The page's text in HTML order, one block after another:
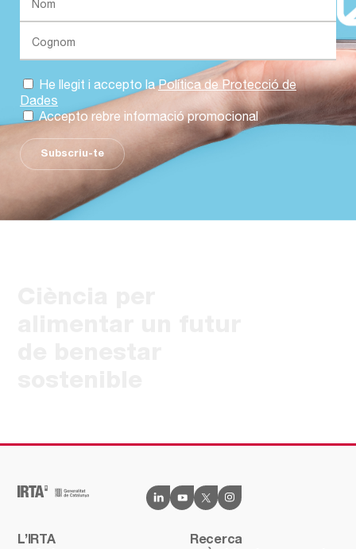
He llegit i accepto laPolítica de Protecció de
Dades
Accepto rebre informació promocional
Subscriu-te
L’IRTA
Recerca